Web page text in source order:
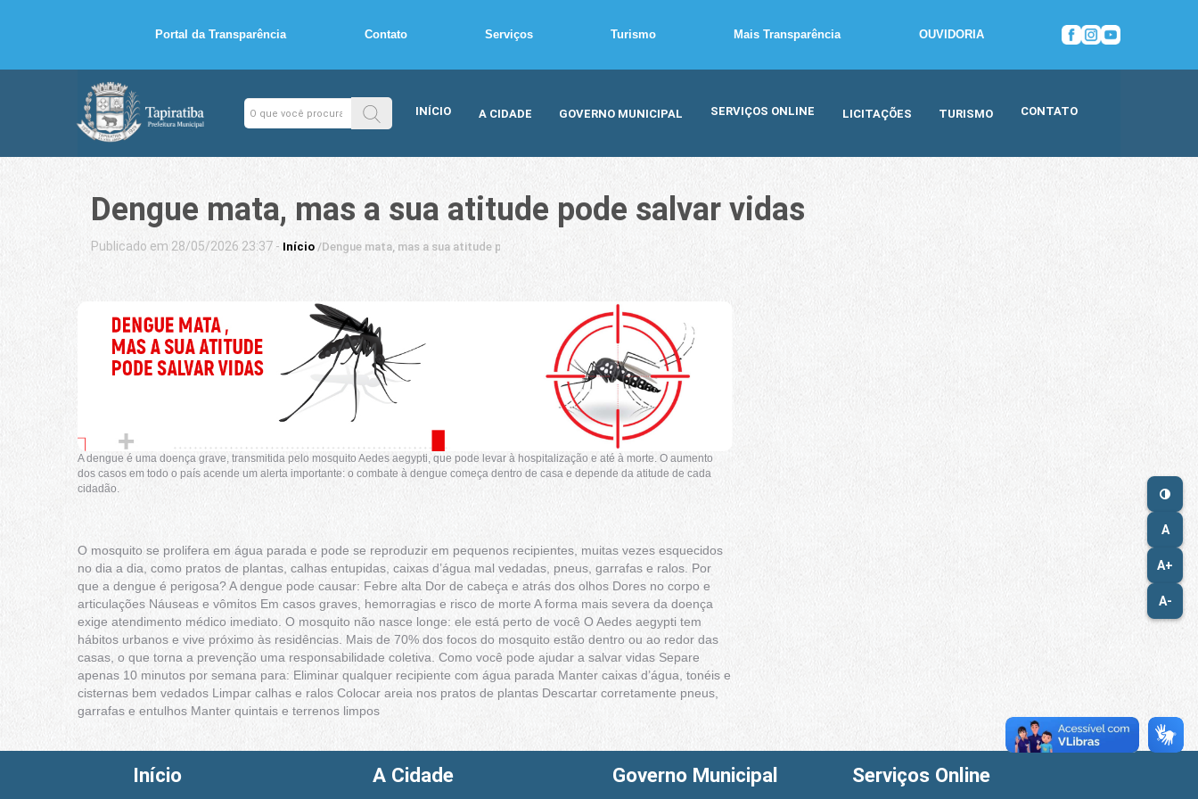
Portal da Transparência Contato Serviços Turismo Mais Transparência OUVIDORIA
INÍCIO A CIDADE GOVERNO MUNICIPAL SERVIÇOS ONLINE LICITAÇÕES TURISMO CONTATO
A
A+
A-
Dengue mata, mas a sua atitude pode salvar vidas
Publicado em 28/05/2026 23:37 - Início /Dengue mata, mas a sua atitude pode salvar vidas
A dengue é uma doença grave, transmitida pelo mosquito Aedes aegypti, que pode levar à hospitalização e até à morte. O aumento
dos casos em todo o país acende um alerta importante: o combate à dengue começa dentro de casa e depende da atitude de cada
cidadão.
O mosquito se prolifera em água parada e pode se reproduzir em pequenos recipientes, muitas vezes esquecidos
no dia a dia, como pratos de plantas, calhas entupidas, caixas d’água mal vedadas, pneus, garrafas e ralos. Por
que a dengue é perigosa? A dengue pode causar: Febre alta Dor de cabeça e atrás dos olhos Dores no corpo e
articulações Náuseas e vômitos Em casos graves, hemorragias e risco de morte A forma mais severa da doença
exige atendimento médico imediato. O mosquito não nasce longe: ele está perto de você O Aedes aegypti tem
hábitos urbanos e vive próximo às residências. Mais de 70% dos focos do mosquito estão dentro ou ao redor das
casas, o que torna a prevenção uma responsabilidade coletiva. Como você pode ajudar a salvar vidas Separe
apenas 10 minutos por semana para: Eliminar qualquer recipiente com água parada Manter caixas d’água, tonéis e
cisternas bem vedados Limpar calhas e ralos Colocar areia nos pratos de plantas Descartar corretamente pneus,
garrafas e entulhos Manter quintais e terrenos limpos
Início A Cidade Governo Municipal Serviços Online